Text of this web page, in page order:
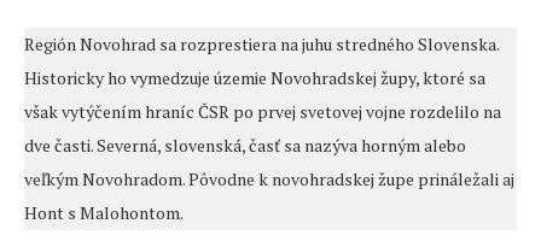
Región Novohrad sa rozprestiera na juhu stredného Slovenska.
Historicky ho vymedzuje územie Novohradskej župy, ktoré sa
však vytýčením hraníc ČSR po prvej svetovej vojne rozdelilo na
dve časti. Severná, slovenská, časť sa nazýva horným alebo
veľkým Novohradom. Pôvodne k novohradskej župe prináležali aj
Hont s Malohontom.